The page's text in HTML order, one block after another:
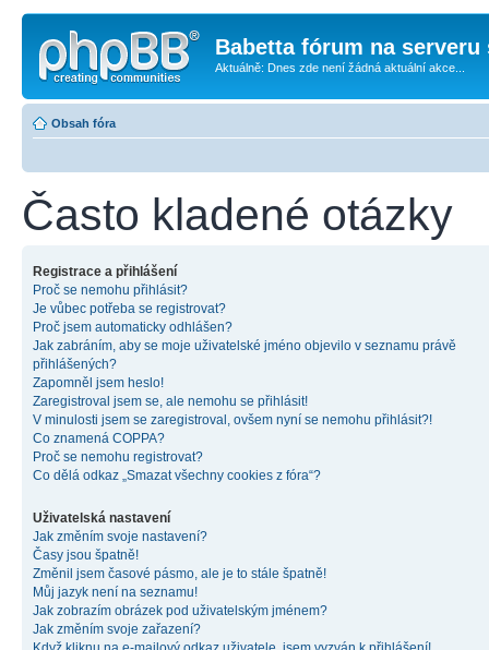
Babetta fórum na serveru
Aktuálně: Dnes zde není žádná aktuální akce...
Obsah fóra
Často kladené otázky
Registrace a přihlášení
Proč se nemohu přihlásit?
Je vůbec potřeba se registrovat?
Proč jsem automaticky odhlášen?
Jak zabráním, aby se moje uživatelské jméno objevilo v seznamu právě
přihlášených?
Zapomněl jsem heslo!
Zaregistroval jsem se, ale nemohu se přihlásit!
V minulosti jsem se zaregistroval, ovšem nyní se nemohu přihlásit?!
Co znamená COPPA?
Proč se nemohu registrovat?
Co dělá odkaz „Smazat všechny cookies z fóra“?
Uživatelská nastavení
Jak změním svoje nastavení?
Časy jsou špatně!
Změnil jsem časové pásmo, ale je to stále špatně!
Můj jazyk není na seznamu!
Jak zobrazím obrázek pod uživatelským jménem?
Jak změním svoje zařazení?